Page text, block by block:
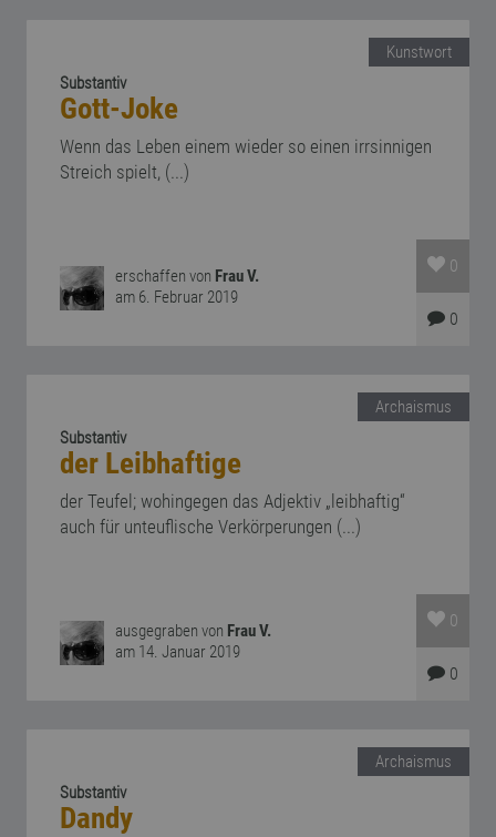
Kunstwort
Substantiv
Gott-Joke
Wenn das Leben einem wieder so einen irrsinnigen
Streich spielt, (...)
erschaffen von Frau V.
am 6. Februar 2019
0
0
Archaismus
Substantiv
der Leibhaftige
der Teufel; wohingegen das Adjektiv „leibhaftig“
auch für unteuflische Verkörperungen (...)
ausgegraben von Frau V.
am 14. Januar 2019
0
0
Archaismus
Substantiv
Dandy